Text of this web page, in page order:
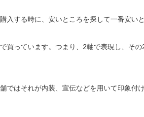
入する時に、安いところを探して一番安い
買っています。つまり、2軸で表現し、その
ではそれが内装、宣伝などを用いて印象付